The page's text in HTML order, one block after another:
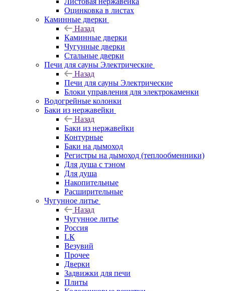
Оцинковка в листах
Каминные дверки
Назад
Каминные дверки
Чугунные дверки
Стальные дверки
Печи для сауны Электрические
Назад
Печи для сауны Электрические
Блоки управления для электрокаменки
Водогрейные колонки
Баки из нержавейки
Назад
Баки из нержавейки
Контурные
Баки на дымоход
Регистры на дымоход (теплообменники)
Для душа с тэном
Для душа
Накопительные
Расширительные
Чугунное литье
Назад
Чугунное литье
Россия
LК
Везувий
Прочее
Дверки
Задвижки для печи
Плиты